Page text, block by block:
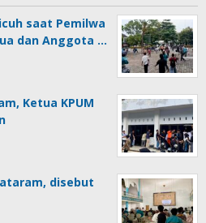
saat Pemilwa
dan Anggota …
Ketua KPUM
disebut